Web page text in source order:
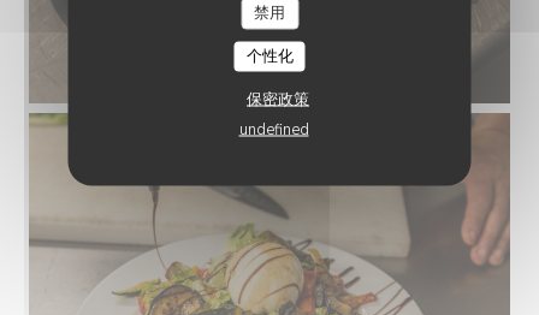
禁用
个性化
保密政策
undefined